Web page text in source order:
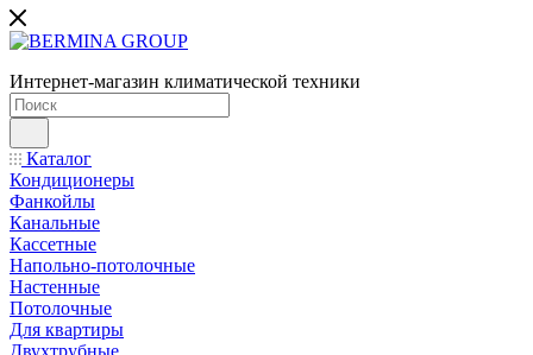
Интернет-магазин климатической техники
Каталог
Кондиционеры
Фанкойлы
Канальные
Кассетные
Напольно-потолочные
Настенные
Потолочные
Для квартиры
Двухтрубные